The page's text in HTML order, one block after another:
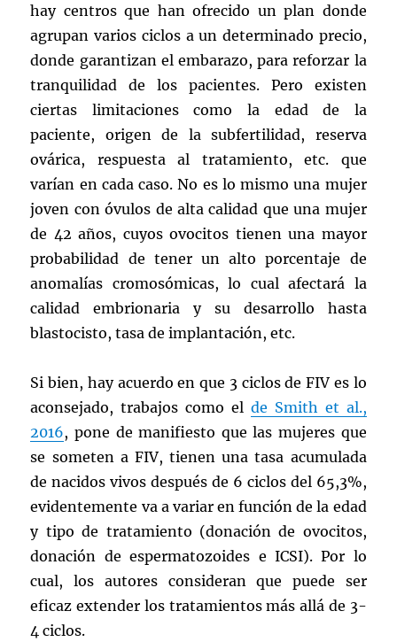
hay centros que han ofrecido un plan donde
agrupan varios ciclos a un determinado precio,
donde garantizan el embarazo, para reforzar la
tranquilidad de los pacientes. Pero existen
ciertas limitaciones como la edad de la
paciente, origen de la subfertilidad, reserva
ovárica, respuesta al tratamiento, etc. que
varían en cada caso. No es lo mismo una mujer
joven con óvulos de alta calidad que una mujer
de 42 años, cuyos ovocitos tienen una mayor
probabilidad de tener un alto porcentaje de
anomalías cromosómicas, lo cual afectará la
calidad embrionaria y su desarrollo hasta
blastocisto, tasa de implantación, etc.
Si bien, hay acuerdo en que 3 ciclos de FIV es lo
aconsejado, trabajos como el de Smith et al.,
2016, pone de manifiesto que las mujeres que
se someten a FIV, tienen una tasa acumulada
de nacidos vivos después de 6 ciclos del 65,3%,
evidentemente va a variar en función de la edad
y tipo de tratamiento (donación de ovocitos,
donación de espermatozoides e ICSI). Por lo
cual, los autores consideran que puede ser
eficaz extender los tratamientos más allá de 3-
4 ciclos.